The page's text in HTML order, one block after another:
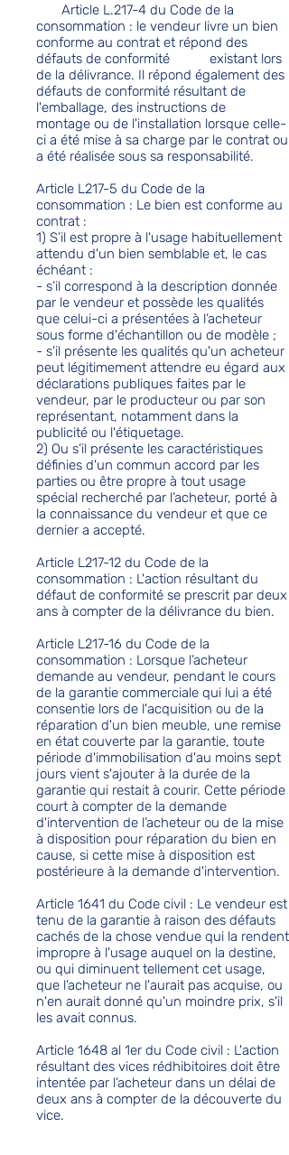
Article L.217-4 du Code de la
consommation : le vendeur livre un bien
conforme au contrat et répond des
défauts de conformité existant lors
de la délivrance. Il répond également des
défauts de conformité résultant de
l'emballage, des instructions de
montage ou de l'installation lorsque celle-
ci a été mise à sa charge par le contrat ou
a été réalisée sous sa responsabilité.
Article L217-5 du Code de la
consommation : Le bien est conforme au
contrat :
1) S’il est propre à l'usage habituellement
attendu d'un bien semblable et, le cas
échéant :
- s’il correspond à la description donnée
par le vendeur et possède les qualités
que celui-ci a présentées à l’acheteur
sous forme d'échantillon ou de modèle ;
- s’il présente les qualités qu'un acheteur
peut légitimement attendre eu égard aux
déclarations publiques faites par le
vendeur, par le producteur ou par son
représentant, notamment dans la
publicité ou l'étiquetage.
2) Ou s’il présente les caractéristiques
définies d'un commun accord par les
parties ou être propre à tout usage
spécial recherché par l’acheteur, porté à
la connaissance du vendeur et que ce
dernier a accepté.
Article L217-12 du Code de la
consommation : L'action résultant du
défaut de conformité se prescrit par deux
ans à compter de la délivrance du bien.
Article L217-16 du Code de la
consommation : Lorsque l’acheteur
demande au vendeur, pendant le cours
de la garantie commerciale qui lui a été
consentie lors de l'acquisition ou de la
réparation d'un bien meuble, une remise
en état couverte par la garantie, toute
période d'immobilisation d'au moins sept
jours vient s'ajouter à la durée de la
garantie qui restait à courir. Cette période
court à compter de la demande
d'intervention de l’acheteur ou de la mise
à disposition pour réparation du bien en
cause, si cette mise à disposition est
postérieure à la demande d'intervention.
Article 1641 du Code civil : Le vendeur est
tenu de la garantie à raison des défauts
cachés de la chose vendue qui la rendent
impropre à l'usage auquel on la destine,
ou qui diminuent tellement cet usage,
que l’acheteur ne l'aurait pas acquise, ou
n'en aurait donné qu'un moindre prix, s'il
les avait connus.
Article 1648 al 1er du Code civil : L'action
résultant des vices rédhibitoires doit être
intentée par l’acheteur dans un délai de
deux ans à compter de la découverte du
vice.